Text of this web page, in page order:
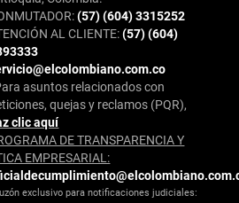
(57) (604) 3315252
AL CLIENTE:(57) (604)
asuntos relacionados con
quejas y reclamos (PQR),
clic aquí
DE TRANSPARENCIA Y
EMPRESARIAL:
exclusivo para notificaciones judiciales: